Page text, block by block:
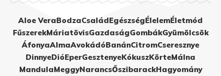
Aloe VeraBodzaCsaládEgészségÉlelemÉletmód
FűszerekMáriatövisGazdaságGombákGyümölcsök
ÁfonyaAlmaAvokádóBanánCitromCseresznye
DinnyeDióEperGesztenyeKókuszKörteMálna
MandulaMeggyNarancsŐszibarackHagyomány